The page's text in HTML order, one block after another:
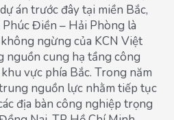
án trước đây tại miền Bắc,
Điền – Hải Phòng là
ngừng của KCN Việt
nguồn cung hạ tầng công
vực phía Bắc. Trong năm
nguồn lực nhằm tiếp tục
địa bàn công nghiệp trọng